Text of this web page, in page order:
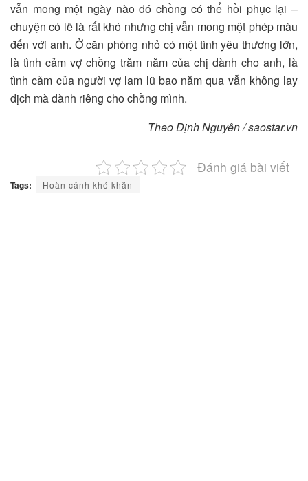
vẫn mong một ngày nào đó chồng có thể hồi phục lại –
chuyện có lẽ là rất khó nhưng chị vẫn mong một phép màu
đến với anh. Ở căn phòng nhỏ có một tình yêu thương lớn,
là tình cảm vợ chồng trăm năm của chị dành cho anh, là
tình cảm của người vợ lam lũ bao năm qua vẫn không lay
dịch mà dành riêng cho chồng mình.
Theo Định Nguyên / saostar.vn
Đánh giá bài viết
Tags: Hoàn cảnh khó khăn